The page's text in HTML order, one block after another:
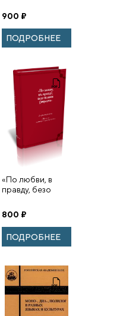
художественных
текстов в разные
эпохи
900 ₽
ПОДРОБНЕЕ
«По любви, в
правду, безо
хитрости»
800 ₽
ПОДРОБНЕЕ